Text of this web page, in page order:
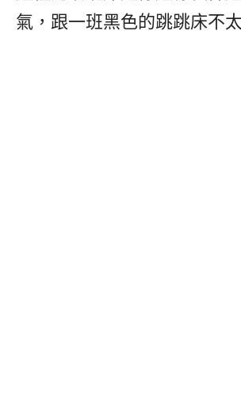
氣，跟一班黑色的跳跳床不